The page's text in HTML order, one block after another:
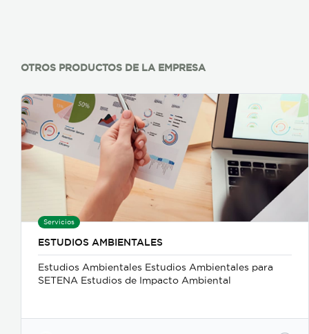
OTROS PRODUCTOS DE LA EMPRESA
Servicios
ESTUDIOS AMBIENTALES
Estudios Ambientales Estudios Ambientales para
SETENA Estudios de Impacto Ambiental